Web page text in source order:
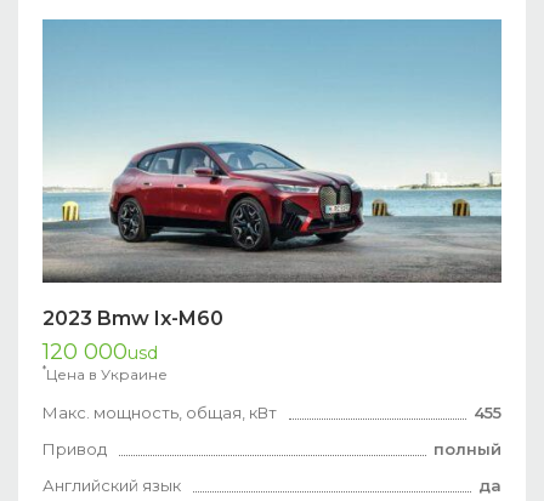
2023 Bmw Ix-M60
120 000usd
*Цена в Украине
Макс. мощность, общая, кВт
455
Привод
полный
Английский язык
да